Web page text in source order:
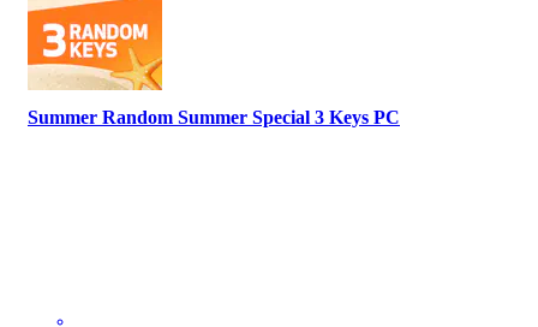
Summer Random Summer Special 3 Keys PC